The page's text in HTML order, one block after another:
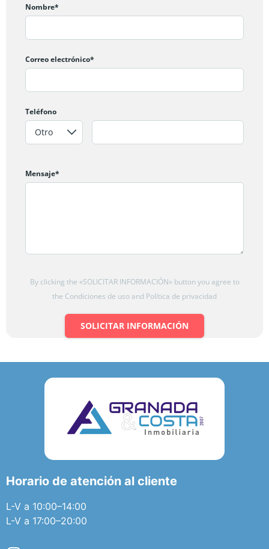
Nombre*
Correo electrónico*
Teléfono
Mensaje*
By clicking the «SOLICITAR INFORMACIÓN» button you agree to
the Condiciones de uso and Política de privacidad
SOLICITAR INFORMACIÓN
Horario de atención al cliente
L-V a 10:00–14:00
L-V a 17:00–20:00